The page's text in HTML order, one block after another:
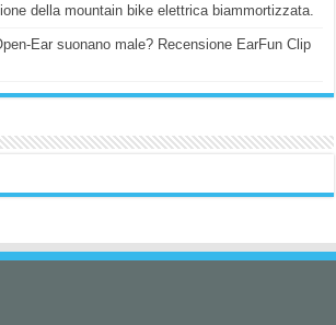
della mountain bike elettrica biammortizzata.
Ear suonano male? Recensione EarFun Clip